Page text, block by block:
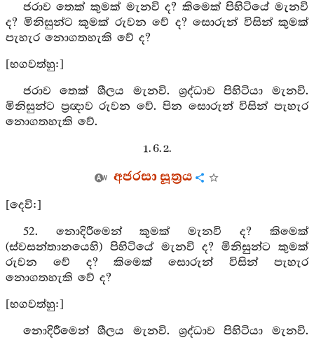
ජරාව තෙක් කුමක් මැනවි ද? කිමෙක් පිහිටියේ මැනවි
ද? මිනිසුන්ට කුමක් රුවන වේ ද? සොරුන් විසින් කුමක්
පැහැර නොගතහැකි වේ ද?
[භගවත්හු:]
ජරාව තෙක් ශීලය මැනවි. ශ්‍රද්ධාව පිහිටියා මැනවි.
මිනිසුන්ට ප්‍රඥාව රුවන වේ. පින සොරුන් විසින් පැහැර
නොගතහැකි වේ.
1. 6. 2.
අජරසා සූත්‍රය
[දෙවි:]
52. නොදිරීමෙන් කුමක් මැනවි ද? කිමෙක්
(ස්වසන්තානයෙහි) පිහිටියේ මැනවි ද? මිනිසුන්ට කුමක්
රුවන වේ ද? කිමෙක් සොරුන් විසින් පැහැර
නොගතහැකි වේ ද?
[භගවත්හු:]
නොදිරීමෙන් ශීලය මැනවි. ශ්‍රද්ධාව පිහිටියා මැනවි.